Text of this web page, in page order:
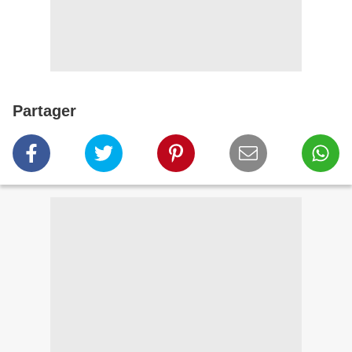
Partager